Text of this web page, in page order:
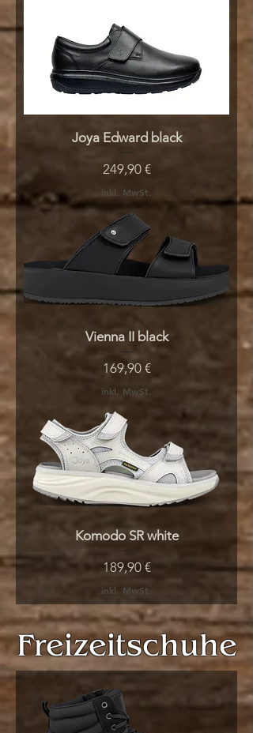
Joya Edward black
Preis
249,90 €
inkl. MwSt.
Vienna II black
Preis
169,90 €
inkl. MwSt.
Komodo SR white
Preis
189,90 €
inkl. MwSt.
Freizeitschuhe